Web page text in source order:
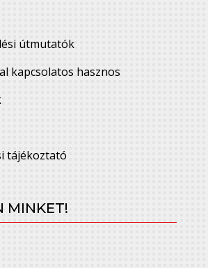
útmutatók
kapcsolatos hasznos
tájékoztató
MINKET!